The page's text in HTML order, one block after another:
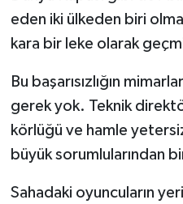
eden iki ülkeden biri
kara bir leke olarak
Bu başarısızlığın
gerek yok. Teknik
körlüğü ve hamle
büyük sorumlularından
Sahadaki oyuncuların